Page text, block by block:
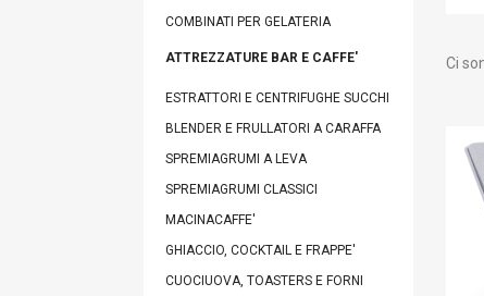
COMBINATI PER GELATERIA
ATTREZZATURE BAR E CAFFE'
ESTRATTORI E CENTRIFUGHE SUCCHI
BLENDER E FRULLATORI A CARAFFA
SPREMIAGRUMI A LEVA
SPREMIAGRUMI CLASSICI
MACINACAFFE'
GHIACCIO, COCKTAIL E FRAPPE'
CUOCIUOVA, TOASTERS E FORNI
Ci